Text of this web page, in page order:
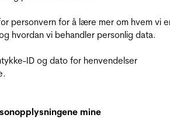
personvern for å lære mer om hvem vi
hvordan vi behandler personlig data.
ID og dato for henvendelser
mine